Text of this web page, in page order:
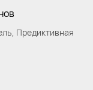
Предиктивная